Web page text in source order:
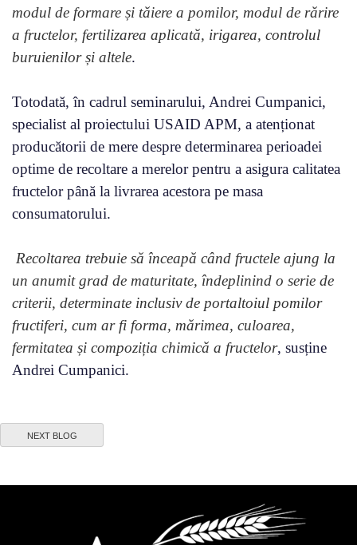
modul de formare și tăiere a pomilor, modul de rărire
a fructelor, fertilizarea aplicată, irigarea, controlul
buruienilor și altele.
Totodată, în cadrul seminarului, Andrei Cumpanici,
specialist al proiectului USAID APM, a atenționat
producătorii de mere despre determinarea perioadei
optime de recoltare a merelor pentru a asigura calitatea
fructelor până la livrarea acestora pe masa
consumatorului.
Recoltarea trebuie să înceapă când fructele ajung la
un anumit grad de maturitate, îndeplinind o serie de
criterii, determinate inclusiv de portaltoiul pomilor
fructiferi, cum ar fi forma, mărimea, culoarea,
fermitatea și compoziția chimică a fructelor, susține
Andrei Cumpanici.
NEXT BLOG